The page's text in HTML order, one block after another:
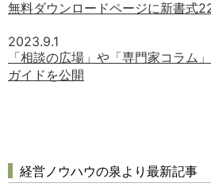
無料ダウンロードページに新書式
2023.9.1
「相談の広場」や「専門家コラム
ガイドを公開
経営ノウハウの泉より最新記事